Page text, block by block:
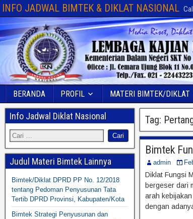
INFO JADWAL BIMTEK & DIKLAT NASIONAL
BERANDA PROFIL MATERI BIMTEK/DIKLAT
Tag:
Bimtek
admin
Diklat Fungsi
bergeser dari
arah kebijakan
dengan
Info Jadwal Diklat Nasional
Judul Materi Bimtek Lainnya
Bimtek/Diklat DPRD PP No. 12/2018
tentang Pedoman Penyusunan Tata
Tertib DPRD Provinsi, Kabupaten/Kota
Bimtek Strategi Penyusunan dan